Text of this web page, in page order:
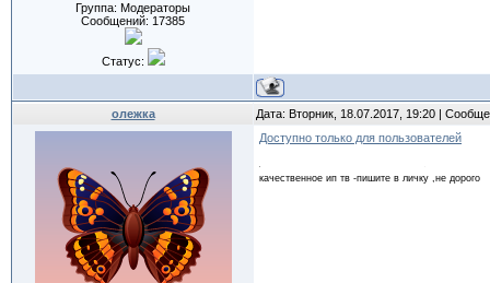
Группа: Модераторы
Сообщений: 17385
Статус:
олежка Дата: Вторник, 18.07.2017, 19:20 |
Доступно только для пользователей
качественное ип тв -пишите в личку ,не дорого